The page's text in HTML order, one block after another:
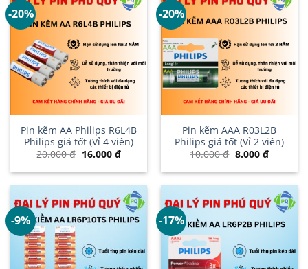
-20%
Pin kẽm AA Philips R6L4B
Philips giá tốt (Vỉ 4 viên)
20.000₫ Giá
gốc
là:
16.000 ₫Giá
hiện
tại
16.000 ₫.
-20%
Pin kẽm AAA R03L2B
Philips giá tốt (Vỉ 2 viên)
10.000₫ Giá
gốc
là:
8.000 ₫Giá
hiện
tại
8.000 ₫.
-9% -17%